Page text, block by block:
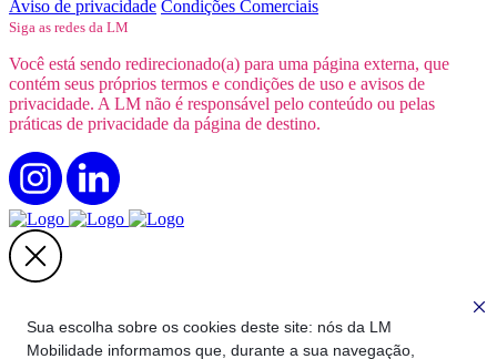
Sua escolha sobre os cookies deste site: nós da LM
Mobilidade informamos que, durante a sua navegação,
Aviso de privacidade Condições Comerciais
Siga as redes da LM
Você está sendo redirecionado(a) para uma página externa, que
contém seus próprios termos e condições de uso e avisos de
privacidade. A LM não é responsável pelo conteúdo ou pelas
práticas de privacidade da página de destino.
Você será direcionado para a nossa página oficial de recrutamento